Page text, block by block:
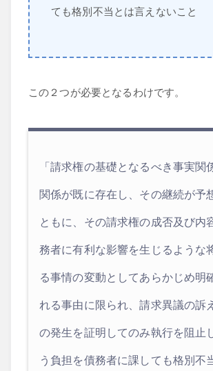
ても格別不当とは言えないこと
この２つが必要となるわけです。
「請求権の基礎となるべき事実関
関係が既に存在し、その継続が予
ともに、その請求権の成否及び内
務者に有利な影響を生じるような
る事情の変動としてあらかじめ明
れる事由に限られ、請求異議の訴
の発生を証明してのみ執行を阻止
う負担を債務者に課しても格別不